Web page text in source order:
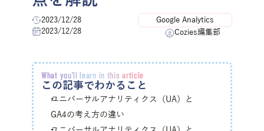
2023/12/28
2023/12/28
Google Analytics
Cozies編集部
What you'll learn in this article
この記事でわかること
ユニバーサルアナリティクス（UA）と
GA4の考え方の違い